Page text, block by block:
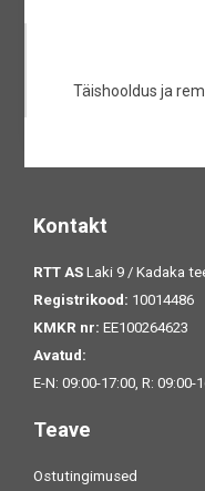
Täishooldus ja
Kontakt
RTT AS Laki 9 / Kadaka
Registrikood: 10014486
KMKR nr: EE100264623
Avatud:
E-N: 09:00-17:00, R: 09:00-
Teave
Ostutingimused